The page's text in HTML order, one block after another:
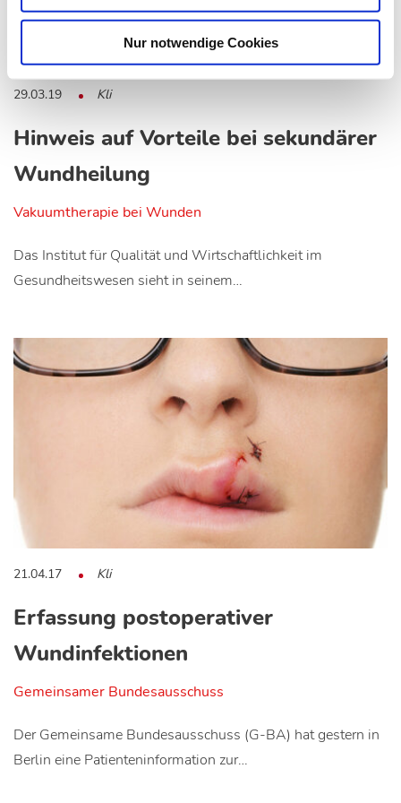
Nur notwendige Cookies
29.03.19 Kli
Hinweis auf Vorteile bei sekundärer
Wundheilung
Vakuumtherapie bei Wunden
Das Institut für Qualität und Wirtschaftlichkeit im
Gesundheitswesen sieht in seinem…
21.04.17 Kli
Erfassung postoperativer
Wundinfektionen
Gemeinsamer Bundesausschuss
Der Gemeinsame Bundesausschuss (G-BA) hat gestern in
Berlin eine Patienteninformation zur…